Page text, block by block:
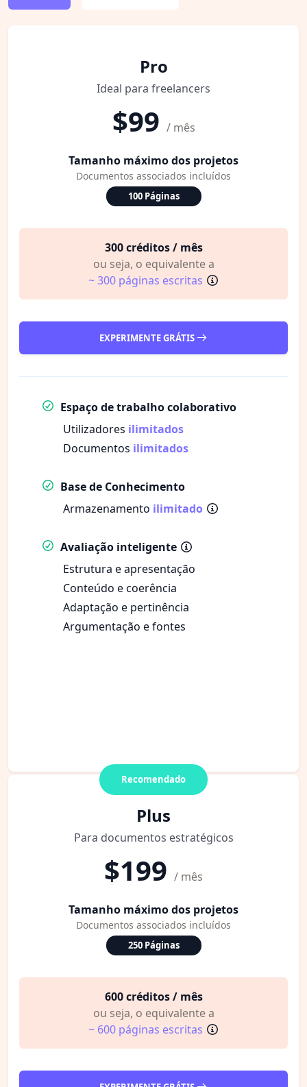
Pro
Ideal para freelancers
$99 / mês
Tamanho máximo dos projetos
Documentos associados incluídos
100 Páginas
300 créditos / mês
ou seja, o equivalente a
~ 300 páginas escritas
EXPERIMENTE GRÁTIS
Espaço de trabalho colaborativo
Utilizadores ilimitados
Documentos ilimitados
Base de Conhecimento
Armazenamento ilimitado
Avaliação inteligente
Estrutura e apresentação
Conteúdo e coerência
Adaptação e pertinência
Argumentação e fontes
Recomendado
Plus
Para documentos estratégicos
$199 / mês
Tamanho máximo dos projetos
Documentos associados incluídos
250 Páginas
600 créditos / mês
ou seja, o equivalente a
~ 600 páginas escritas